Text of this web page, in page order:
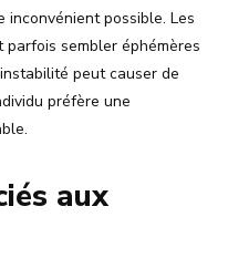
possible. Les
parfois sembler éphémères
peut causer de
préfère une
aux